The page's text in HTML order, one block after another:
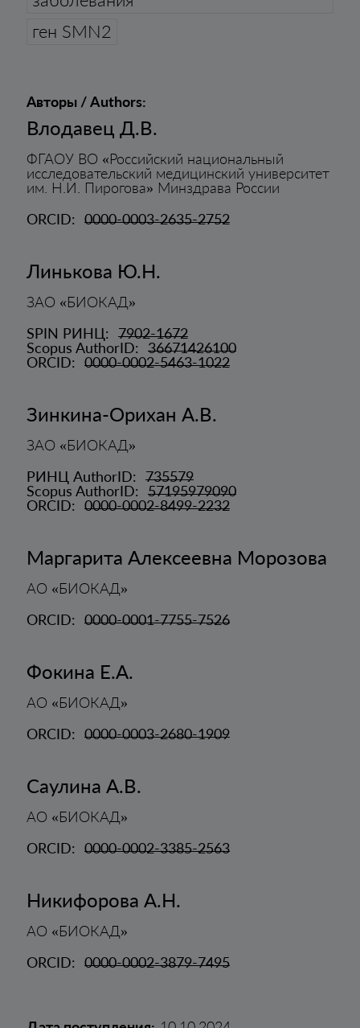
ген SMN2
Авторы / Authors:
Влодавец Д.В.
ФГАОУ ВО «Российский национальный
исследовательский медицинский университет
им. Н.И. Пирогова» Минздрава России
ORCID: 0000-0003-2635-2752
Линькова Ю.Н.
ЗАО «БИОКАД»
SPIN РИНЦ: 7902-1672
Scopus AuthorID: 36671426100
ORCID: 0000-0002-5463-1022
Зинкина-Орихан А.В.
ЗАО «БИОКАД»
РИНЦ AuthorID: 735579
Scopus AuthorID: 57195979090
ORCID: 0000-0002-8499-2232
Маргарита Алексеевна Морозова
АО «БИОКАД»
ORCID: 0000-0001-7755-7526
Фокина Е.А.
АО «БИОКАД»
ORCID: 0000-0003-2680-1909
Саулина А.В.
АО «БИОКАД»
ORCID: 0000-0002-3385-2563
Никифорова А.Н.
АО «БИОКАД»
ORCID: 0000-0002-3879-7495